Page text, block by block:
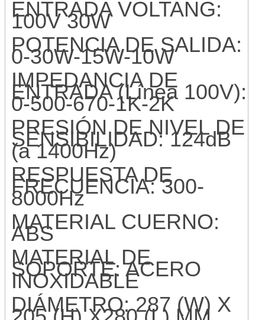
ENTRADA VOLTANG:
100V 30W
POTENCIA DE SALIDA:
0-30W-15W-10W
IMPEDANCIA DE
ENTRADA (Línea 100V):
0-500-670-1K-2K
PRESIÓN DE NIVEL DE
SENSIBILIDAD: 124dB
(a 1400Hz)
RESPUESTA DE
FRECUENCIA: 300-
8000Hz
MATERIAL CUERNO:
ABS
MATERIAL DE
SOPORTE: ACERO
INOXIDABLE
DIÁMETRO: 287 (W) X